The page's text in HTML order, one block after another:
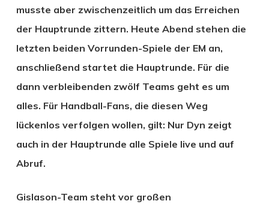
musste aber zwischenzeitlich um das Erreichen
der Hauptrunde zittern. Heute Abend stehen die
letzten beiden Vorrunden-Spiele der EM an,
anschließend startet die Hauptrunde. Für die
dann verbleibenden zwölf Teams geht es um
alles. Für Handball-Fans, die diesen Weg
lückenlos verfolgen wollen, gilt: Nur Dyn zeigt
auch in der Hauptrunde alle Spiele live und auf
Abruf.
Gislason-Team steht vor großen